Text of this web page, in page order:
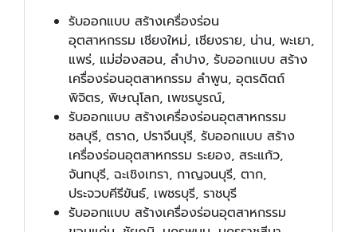
รับออกแบบ สร้างเครื่องร่อน
อุตสาหกรรม เชียงใหม่, เชียงราย, น่าน, พะเยา,
แพร่, แม่ฮ่องสอน, ลำปาง, รับออกแบบ สร้าง
เครื่องร่อนอุตสาหกรรม ลำพูน, อุตรดิตถ์
พิจิตร, พิษณุโลก, เพชรบูรณ์,
รับออกแบบ สร้างเครื่องร่อนอุตสาหกรรม
ชลบุรี, ตราด, ปราจีนบุรี, รับออกแบบ สร้าง
เครื่องร่อนอุตสาหกรรม ระยอง, สระแก้ว,
จันทบุรี, ฉะเชิงเทรา, กาญจนบุรี, ตาก,
ประจวบคีรีขันธ์, เพชรบุรี, ราชบุรี
รับออกแบบ สร้างเครื่องร่อนอุตสาหกรรม